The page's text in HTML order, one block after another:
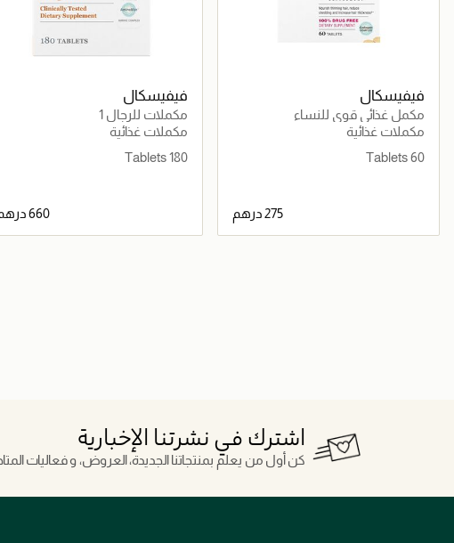
فيفيسكال
مكمل غذائي قوي للنساء
مكملات غذائية
60 Tablets
فيفيسكال
مكملات للرجال 1
مكملات غذائية
180 Tablets
⁦660⁩ درهم
اشترك في نشرتنا الإخبارية
كن أول من يعلم بمنتجاتنا الجديدة، العروض، و فعاليات